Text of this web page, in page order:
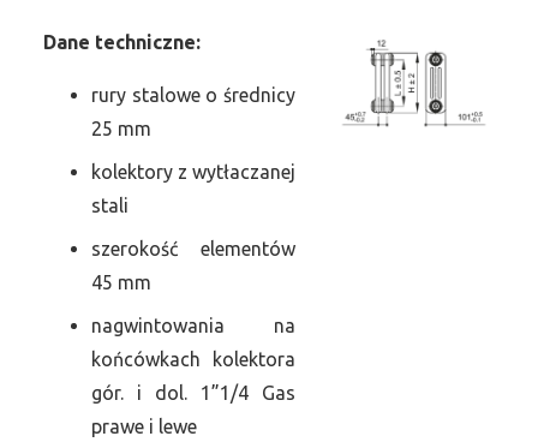
Dane techniczne:
rury stalowe o średnicy
25 mm
kolektory z wytłaczanej
stali
szerokość elementów
45 mm
nagwintowania na
końcówkach kolektora
gór. i dol. 1”1/4 Gas
prawe i lewe